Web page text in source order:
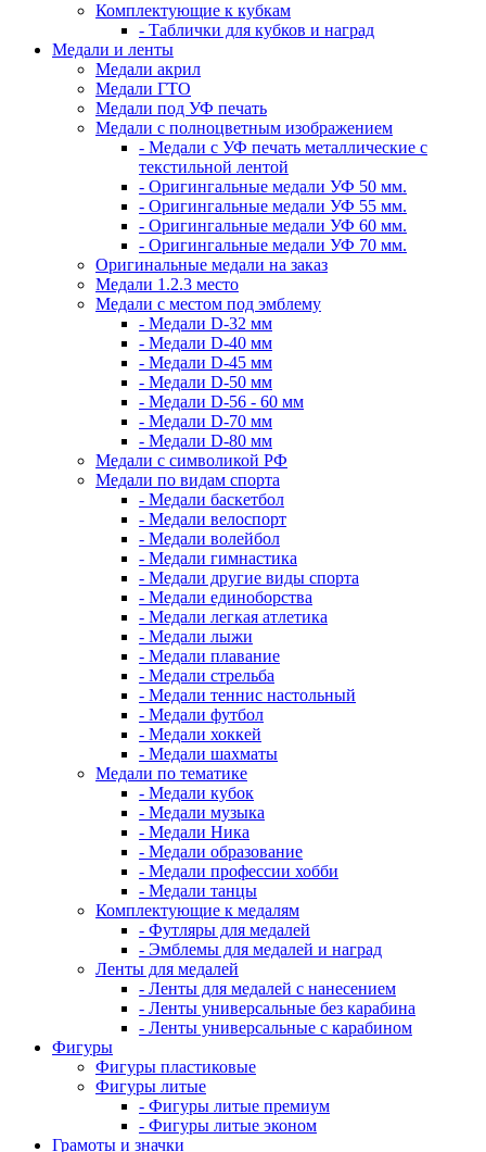
Комплектующие к кубкам
- Таблички для кубков и наград
Медали и ленты
Медали акрил
Медали ГТО
Медали под УФ печать
Медали с полноцветным изображением
- Медали с УФ печать металлические с
текстильной лентой
- Оригингальные медали УФ 50 мм.
- Оригингальные медали УФ 55 мм.
- Оригингальные медали УФ 60 мм.
- Оригингальные медали УФ 70 мм.
Оригинальные медали на заказ
Медали 1.2.3 место
Медали с местом под эмблему
- Медали D-32 мм
- Медали D-40 мм
- Медали D-45 мм
- Медали D-50 мм
- Медали D-56 - 60 мм
- Медали D-70 мм
- Медали D-80 мм
Медали с символикой РФ
Медали по видам спорта
- Медали баскетбол
- Медали велоспорт
- Медали волейбол
- Медали гимнастика
- Медали другие виды спорта
- Медали единоборства
- Медали легкая атлетика
- Медали лыжи
- Медали плавание
- Медали стрельба
- Медали теннис настольный
- Медали футбол
- Медали хоккей
- Медали шахматы
Медали по тематике
- Медали кубок
- Медали музыка
- Медали Ника
- Медали образование
- Медали профессии хобби
- Медали танцы
Комплектующие к медалям
- Футляры для медалей
- Эмблемы для медалей и наград
Ленты для медалей
- Ленты для медалей с нанесением
- Ленты универсальные без карабина
- Ленты универсальные с карабином
Фигуры
Фигуры пластиковые
Фигуры литые
- Фигуры литые премиум
- Фигуры литые эконом
Грамоты и значки